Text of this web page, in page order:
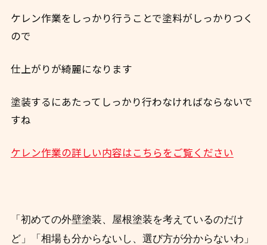
ケレン作業をしっかり行うことで塗料がしっかりつく
ので
仕上がりが綺麗になります
塗装するにあたってしっかり行わなければならないで
すね
ケレン作業の詳しい内容はこちらをご覧ください
「初めての外壁塗装、屋根塗装を考えているのだけ
ど」「相場も分からないし、選び方が分からないわ」